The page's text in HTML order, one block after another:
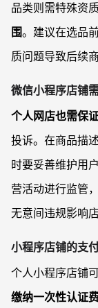
品类则需特殊资质
围。建议在选品
质问题导致后续
微信小程序店铺
个人网店也需保
投诉。在商品描
时要妥善维护用
营活动进行监管，
无意间违规影响店
小程序店铺的支
个人小程序店铺
缴纳一次性认证